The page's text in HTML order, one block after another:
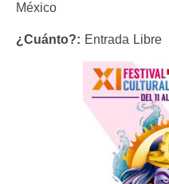
México
¿Cuánto?: Entrada Libre